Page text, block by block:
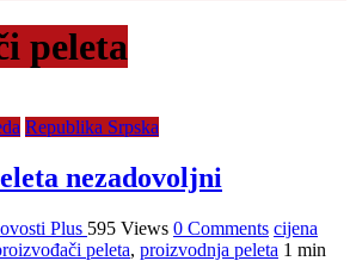
peleta
Republika Srpska
nezadovoljni
Plus 595 Views 0 Comments cijena
peleta, proizvodnja peleta 1 min